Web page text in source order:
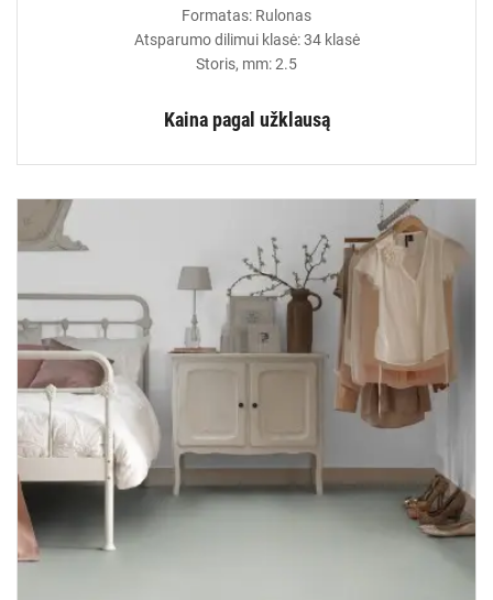
Formatas: Rulonas
Atsparumo dilimui klasė: 34 klasė
Storis, mm: 2.5
Kaina pagal užklausą